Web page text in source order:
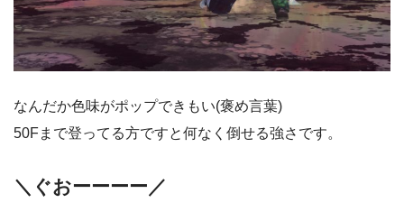
なんだか色味がポップできもい(褒め言葉)
50Fまで登ってる方ですと何なく倒せる強さです。
＼ぐおーーーー／